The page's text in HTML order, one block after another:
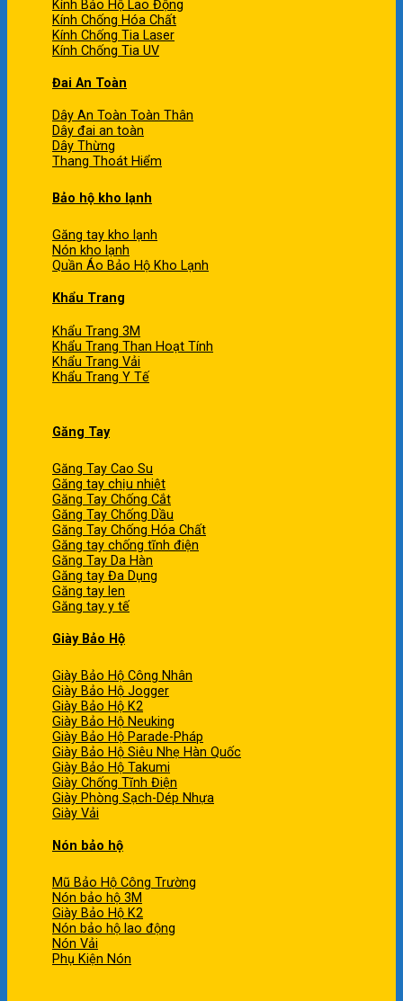
Kính Bảo Hộ Lao Động
Kính Chống Hóa Chất
Kính Chống Tia Laser
Kính Chống Tia UV
Đai An Toàn
Dây An Toàn Toàn Thân
Dây đai an toàn
Dây Thừng
Thang Thoát Hiểm
Bảo hộ kho lạnh
Găng tay kho lạnh
Nón kho lạnh
Quần Áo Bảo Hộ Kho Lạnh
Khẩu Trang
Khẩu Trang 3M
Khẩu Trang Than Hoạt Tính
Khẩu Trang Vải
Khẩu Trang Y Tế
Găng Tay
Găng Tay Cao Su
Găng tay chịu nhiệt
Găng Tay Chống Cắt
Găng Tay Chống Dầu
Găng Tay Chống Hóa Chất
Găng tay chống tĩnh điện
Găng Tay Da Hàn
Găng tay Đa Dụng
Găng tay len
Găng tay y tế
Giày Bảo Hộ
Giày Bảo Hộ Công Nhân
Giày Bảo Hộ Jogger
Giày Bảo Hộ K2
Giày Bảo Hộ Neuking
Giày Bảo Hộ Parade-Pháp
Giày Bảo Hộ Siêu Nhẹ Hàn Quốc
Giày Bảo Hộ Takumi
Giày Chống Tĩnh Điện
Giày Phòng Sạch-Dép Nhựa
Giày Vải
Nón bảo hộ
Mũ Bảo Hộ Công Trường
Nón bảo hộ 3M
Giày Bảo Hộ K2
Nón bảo hộ lao động
Nón Vải
Phụ Kiện Nón